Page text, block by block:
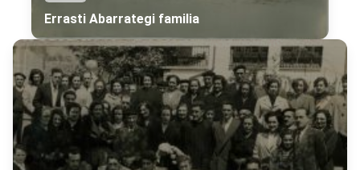
Errasti Abarrategi familia